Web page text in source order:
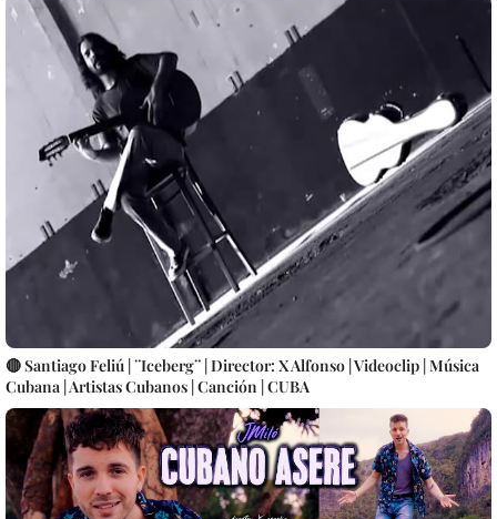
🔴 Santiago Feliú | ¨Iceberg¨ | Director: X Alfonso | Videoclip | Música
Cubana | Artistas Cubanos | Canción | CUBA